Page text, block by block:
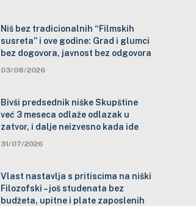
Niš bez tradicionalnih “Filmskih
susreta” i ove godine: Grad i glumci
bez dogovora, javnost bez odgovora
03/08/2026
Bivši predsednik niške Skupštine
već 3 meseca odlaže odlazak u
zatvor, i dalje neizvesno kada ide
31/07/2026
Vlast nastavlja s pritiscima na niški
Filozofski – još studenata bez
budžeta, upitne i plate zaposlenih